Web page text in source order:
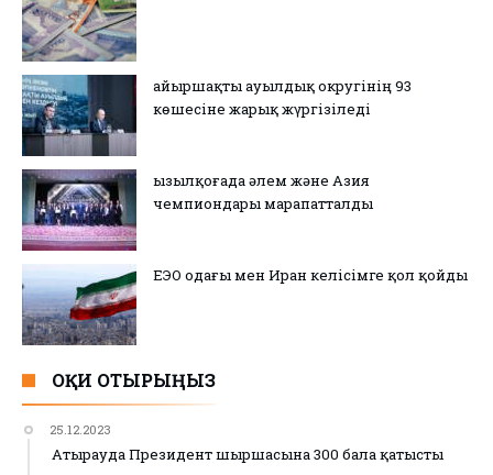
Қайыршақты ауылдық округінің 93
көшесіне жарық жүргізіледі
Қызылқоғада әлем және Азия
чемпиондары марапатталды
ЕЭО одағы мен Иран келісімге қол қойды
ОҚИ ОТЫРЫҢЫЗ
25.12.2023
Атырауда Президент шыршасына 300 бала қатысты